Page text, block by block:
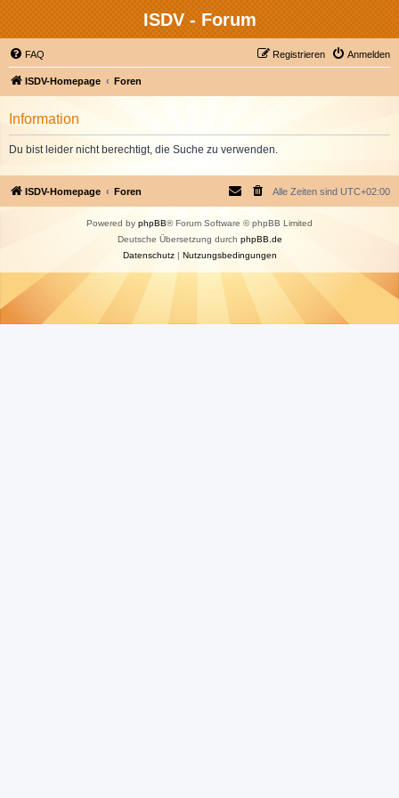
ISDV - Forum
FAQ Anmelden
Registrieren
ISDV-Homepage Foren
Information
Du bist leider nicht berechtigt, die Suche zu verwenden.
ISDV-Homepage Foren Alle Zeiten sind UTC+02:00
Powered by phpBB® Forum Software © phpBB Limited
Deutsche Übersetzung durch phpBB.de
Datenschutz| Nutzungsbedingungen